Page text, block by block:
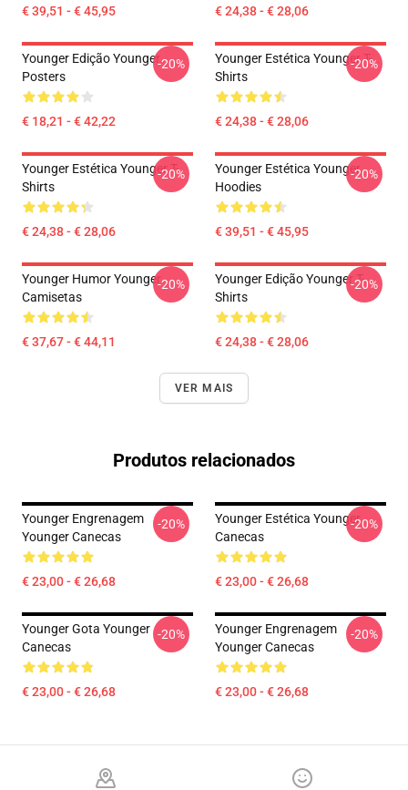
€ 39,51 - € 45,95 € 24,38 - € 28,06
Younger Edição Younger
Posters
€ 18,21 - € 42,22
-20%
Younger Estética Younger T-
Shirts
€ 24,38 - € 28,06
-20%
Younger Estética Younger T-
Shirts
€ 24,38 - € 28,06
-20%
Younger Estética Younger
Hoodies
€ 39,51 - € 45,95
-20%
Younger Humor Younger
Camisetas
€ 37,67 - € 44,11
-20%
Younger Edição Younger T-
Shirts
€ 24,38 - € 28,06
-20%
VER MAIS
Produtos relacionados
Younger Engrenagem
Younger Canecas
€ 23,00 - € 26,68
-20%
Younger Estética Younger
Canecas
€ 23,00 - € 26,68
-20%
Younger Gota Younger
Canecas
€ 23,00 - € 26,68
-20%
Younger Engrenagem
Younger Canecas
€ 23,00 - € 26,68
-20%